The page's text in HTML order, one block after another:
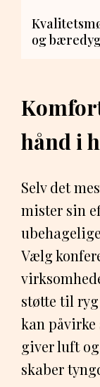
og
hånd i
Selv det
mister sin
Vælg
støtte til
kan påvirke
giver luft
skaber